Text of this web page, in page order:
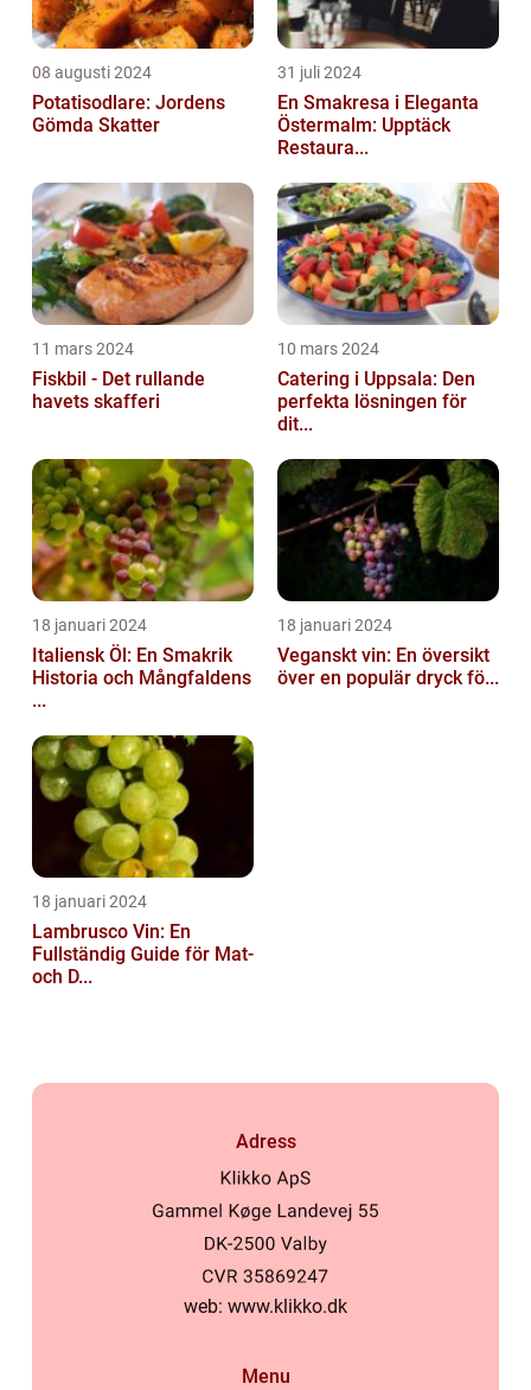
08 augusti 2024
Potatisodlare: Jordens
Gömda Skatter
31 juli 2024
En Smakresa i Eleganta
Östermalm: Upptäck
Restaura...
11 mars 2024
Fiskbil - Det rullande
havets skafferi
10 mars 2024
Catering i Uppsala: Den
perfekta lösningen för
dit...
18 januari 2024
Italiensk Öl: En Smakrik
Historia och Mångfaldens
...
18 januari 2024
Veganskt vin: En översikt
över en populär dryck fö...
18 januari 2024
Lambrusco Vin: En
Fullständig Guide för Mat-
och D...
Adress
web: www.klikko.dk
Menu